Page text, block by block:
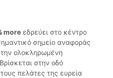
more εδρεύει στο κέντρο
σημείο αναφοράς
την ολοκληρωμένη
στην οδό
πελάτες της ευρεία